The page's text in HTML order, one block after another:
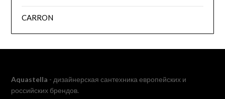
CARRON
Aquastella - дизайнерская сантехника европейских и
российских брендов.